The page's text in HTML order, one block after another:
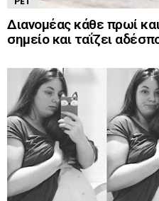
Διανομέας κάθε πρωί
σημείο και ταΐζει